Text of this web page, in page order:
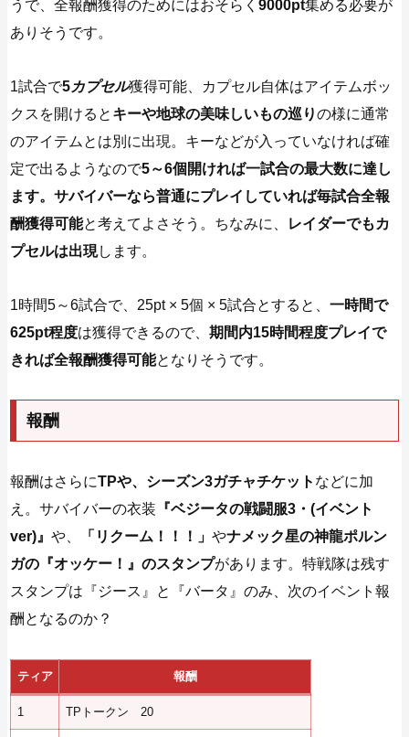
うで、全報酬獲得のためにはおそらく9000pt集める必要が
ありそうです。
1試合で5カプセル獲得可能、カプセル自体はアイテムボッ
クスを開けると キーや地球の美味しいもの巡りの様に通常
のアイテムとは別に出現。キーなどが入っていなければ確
定で出るようなので5～6個開ければ一試合の最大数に達し
ます。サバイバーなら普通にプレイしていれば毎試合全報
酬獲得可能と考えてよさそう。ちなみに、
レイダーでもカ
プセルは出現します。
1時間5～6試合で、25pt × 5個 × 5試合とすると、一時間で
625pt程度は獲得できるので、期間内15時間程度プレイで
きれば全報酬獲得可能となりそうです。
報酬
報酬はさらにTPや、シーズン3ガチャチケット などに加
え。サバイバーの衣装 『ベジータの戦闘服3・(イベント
ver)』や、 「リクーム！！！」やナメック星の神龍ポルン
ガの『オッケー！』のスタンプがあります。特戦隊は残す
スタンプは『ジース』と『バータ』のみ、次のイベント報
酬となるのか？
ティア 報酬
1 TPトークン 20